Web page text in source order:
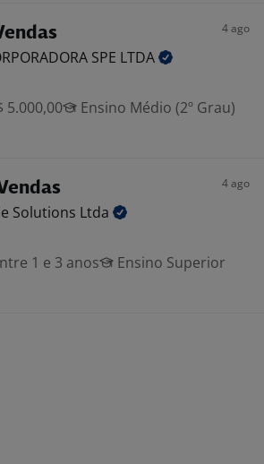
4 ago
SPE LTDA
5.000,00
Ensino Médio (2º Grau)
4 ago
Solutions Ltda
1 e 3 anos
Ensino Superior